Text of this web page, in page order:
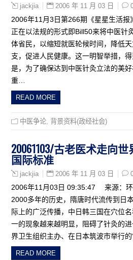
jackjia 2006 年 11 月 03 日
2006年11月3日第266期《星星生活报
正在以法规的形式即Bill50来将中医针
体省民，以缩短就医轮候时间，降低
支，促进人民健康。这一明智举措，
是，为了确保达到中医针灸立法的美
重…
READ MORE
中医争论 背景资料(政经社会)
20061103/古老医术走向
国际标准
jackjia 2006 年 11 月 03 日
2006年11月03日 09:35:47 来源：环
2000多年的历史，隋唐时代流传到日
际上的广泛传播，中日韩三国在穴位
一的现象越来越明显，阻碍了针灸的
界卫生组织主办、在日本筑波市举行的
READ MORE